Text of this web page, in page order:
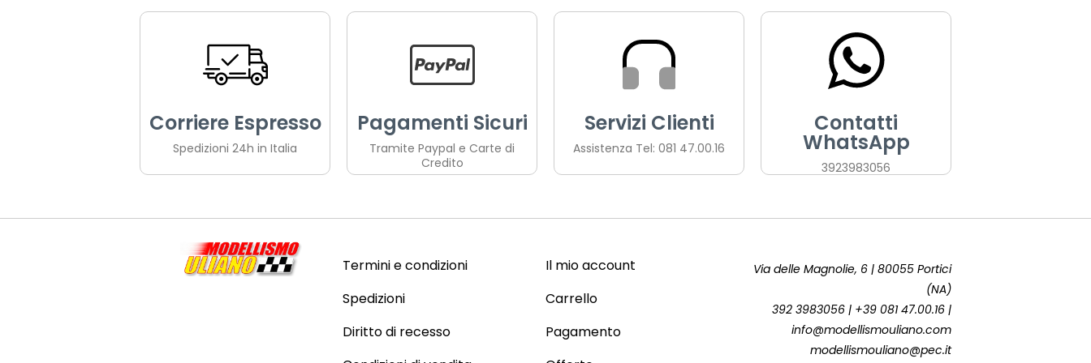
Corriere Espresso
Spedizioni 24h in Italia
Pagamenti Sicuri
Tramite Paypal e Carte di
Credito
Servizi Clienti
Assistenza Tel: 081 47.00.16
Contatti
WhatsApp
3923983056
Termini e condizioni
Spedizioni
Diritto di recesso
Il mio account
Carrello
Pagamento
Via delle Magnolie, 6 | 80055 Portici
(NA)
392 3983056 | +39 081 47.00.16 |
info@modellismouliano.com
modellismouliano@pec.it